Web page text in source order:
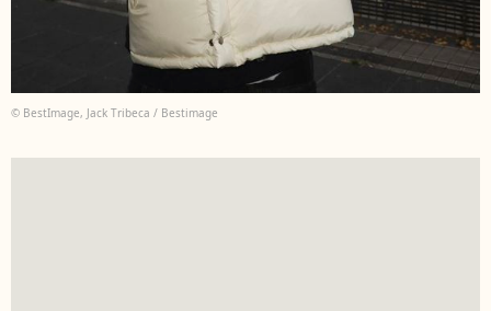
© BestImage, Jack Tribeca / Bestimage